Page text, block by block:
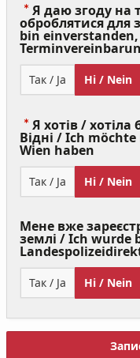
Я даю згоду на
оброблятися для
bin
Так / Ja Ні / Nein
Я хотів /
Відні / Ich
Wien haben
Так / Ja Ні / Nein
Мене вже
землі / Ich wurde
Так / Ja Ні / Nein